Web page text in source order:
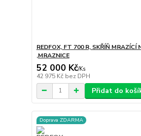
REDFOX, FT 700 R, SKŘÍŇ MRAZÍCÍ
,MRAZNICE
52 000 Kč/Ks
42 975 Kč bez DPH
Přidat do
Doprava ZDARMA